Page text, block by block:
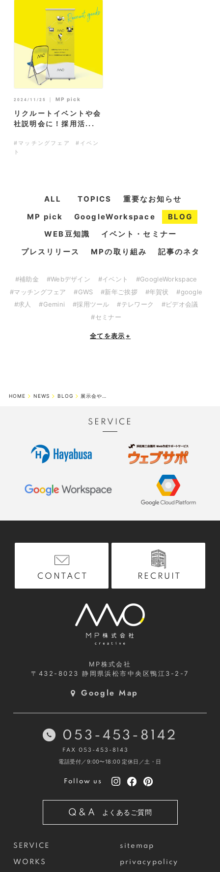
2024/11/25 ｜ MP pick
リクルートイベントや会
社説明会に！採用活...
#マッチングフェア
#イベン
ト
ALL TOPICS
重要なお知らせ
MP pick
GoogleWorkspace
BLOG
WEB豆知識
イベント・セミナー
プレスリリース
MPの取り組み 記事のネタ
#補助金 #Webデザイン #イベント
#GoogleWorkspace
#マッチングフェア
#GWS #新年ご挨拶 #年賀状
#google
#求人
#Gemini #採用ツール #テレワーク
#ビデオ会議
#セミナー
全てを表示 +
HOME NEWS BLOG 展示会やマッチングフェアにおすすめ！ 来場者向けアピールアイテムのご提案
SERVICE
CONTACT RECRUIT
MP株式会社
〒432-8023静岡県浜松市中央区鴨江3-2-7
Google Map
SERVICE
WORKS
sitemap
privacypolicy
053-453-8142
FAX 053-453-8143
電話受付／9:00〜18:00 定休日／土・日
Follow us
Q&A よくあるご質問